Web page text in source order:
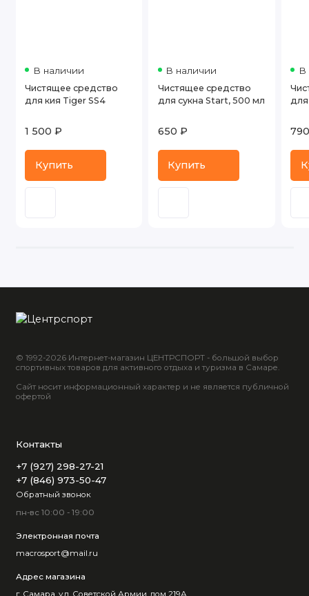
В наличии
Чистящее средство
для кия Tiger SS4
1 500 ₽
Купить
В наличии
Чистящее средство
для сукна Start, 500 мл
650 ₽
Купить
В
для
© 1992-2026 Интернет-магазин ЦЕНТРСПОРТ - большой выбор
спортивных товаров для активного отдыха и туризма в Самаре.
Сайт носит информационный характер и не является публичной
офертой
Контакты
+7 (927) 298-27-21
+7 (846) 973-50-47
Обратный звонок
пн-вс 10:00 - 19:00
Электронная почта
macrosport@mail.ru
Адрес магазина
г. Самара, ул. Советской Армии, дом 219А